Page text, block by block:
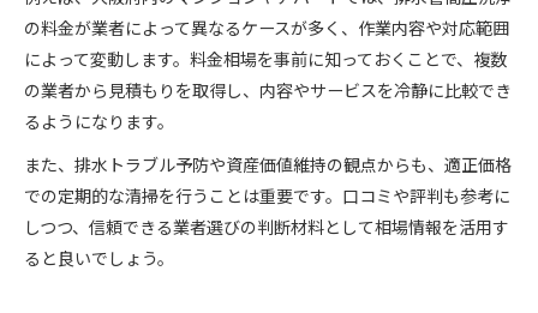
の料金が業者によって異なるケースが多く、作業内容や対応範囲
によって変動します。料金相場を事前に知っておくことで、複数
の業者から見積もりを取得し、内容やサービスを冷静に比較でき
るようになります。
また、排水トラブル予防や資産価値維持の観点からも、適正価格
での定期的な清掃を行うことは重要です。口コミや評判も参考に
しつつ、信頼できる業者選びの判断材料として相場情報を活用す
ると良いでしょう。